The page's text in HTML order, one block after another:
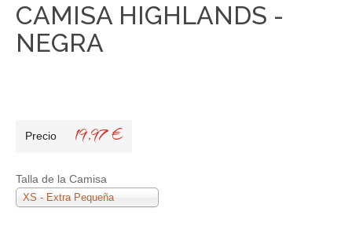
CAMISA HIGHLANDS -
NEGRA
Precio 19,97 €
Talla de la Camisa
XS - Extra Pequeña